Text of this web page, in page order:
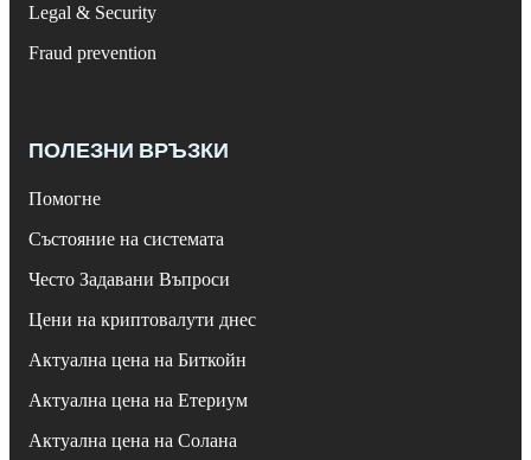
Legal & Security
Fraud prevention
ПОЛЕЗНИ ВРЪЗКИ
Помогне
Състояние на системата
Често Задавани Въпроси
Цени на криптовалути днес
Актуална цена на Биткойн
Актуална цена на Етериум
Актуална цена на Солана